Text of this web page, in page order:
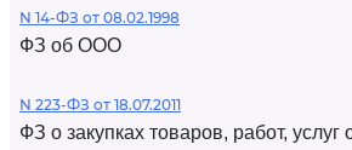
N 14-ФЗ от 08.02.1998
ФЗ об ООО
N 223-ФЗ от 18.07.2011
ФЗ о закупках товаров, работ, услуг